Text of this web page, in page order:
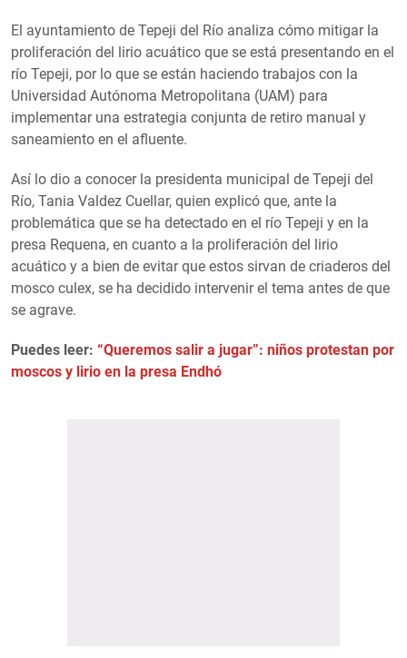
El ayuntamiento de Tepeji del Río analiza cómo mitigar la
proliferación del lirio acuático que se está presentando en el
río Tepeji, por lo que se están haciendo trabajos con la
Universidad Autónoma Metropolitana (UAM) para
implementar una estrategia conjunta de retiro manual y
saneamiento en el afluente.
Así lo dio a conocer la presidenta municipal de Tepeji del
Río, Tania Valdez Cuellar, quien explicó que, ante la
problemática que se ha detectado en el río Tepeji y en la
presa Requena, en cuanto a la proliferación del lirio
acuático y a bien de evitar que estos sirvan de criaderos del
mosco culex, se ha decidido intervenir el tema antes de que
se agrave.
Puedes leer: “Queremos salir a jugar”: niños protestan por
moscos y lirio en la presa Endhó